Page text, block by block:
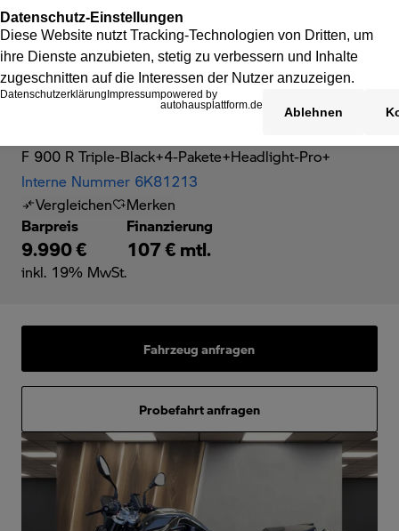
F 900 R Triple-Black+4-Pakete+Headlight-Pro+
Interne Nummer 6K81213
Vergleichen
Merken
Barpreis
9.990 €
inkl. 19% MwSt.
Finanzierung
107 € mtl.
Fahrzeug anfragen
Probefahrt anfragen